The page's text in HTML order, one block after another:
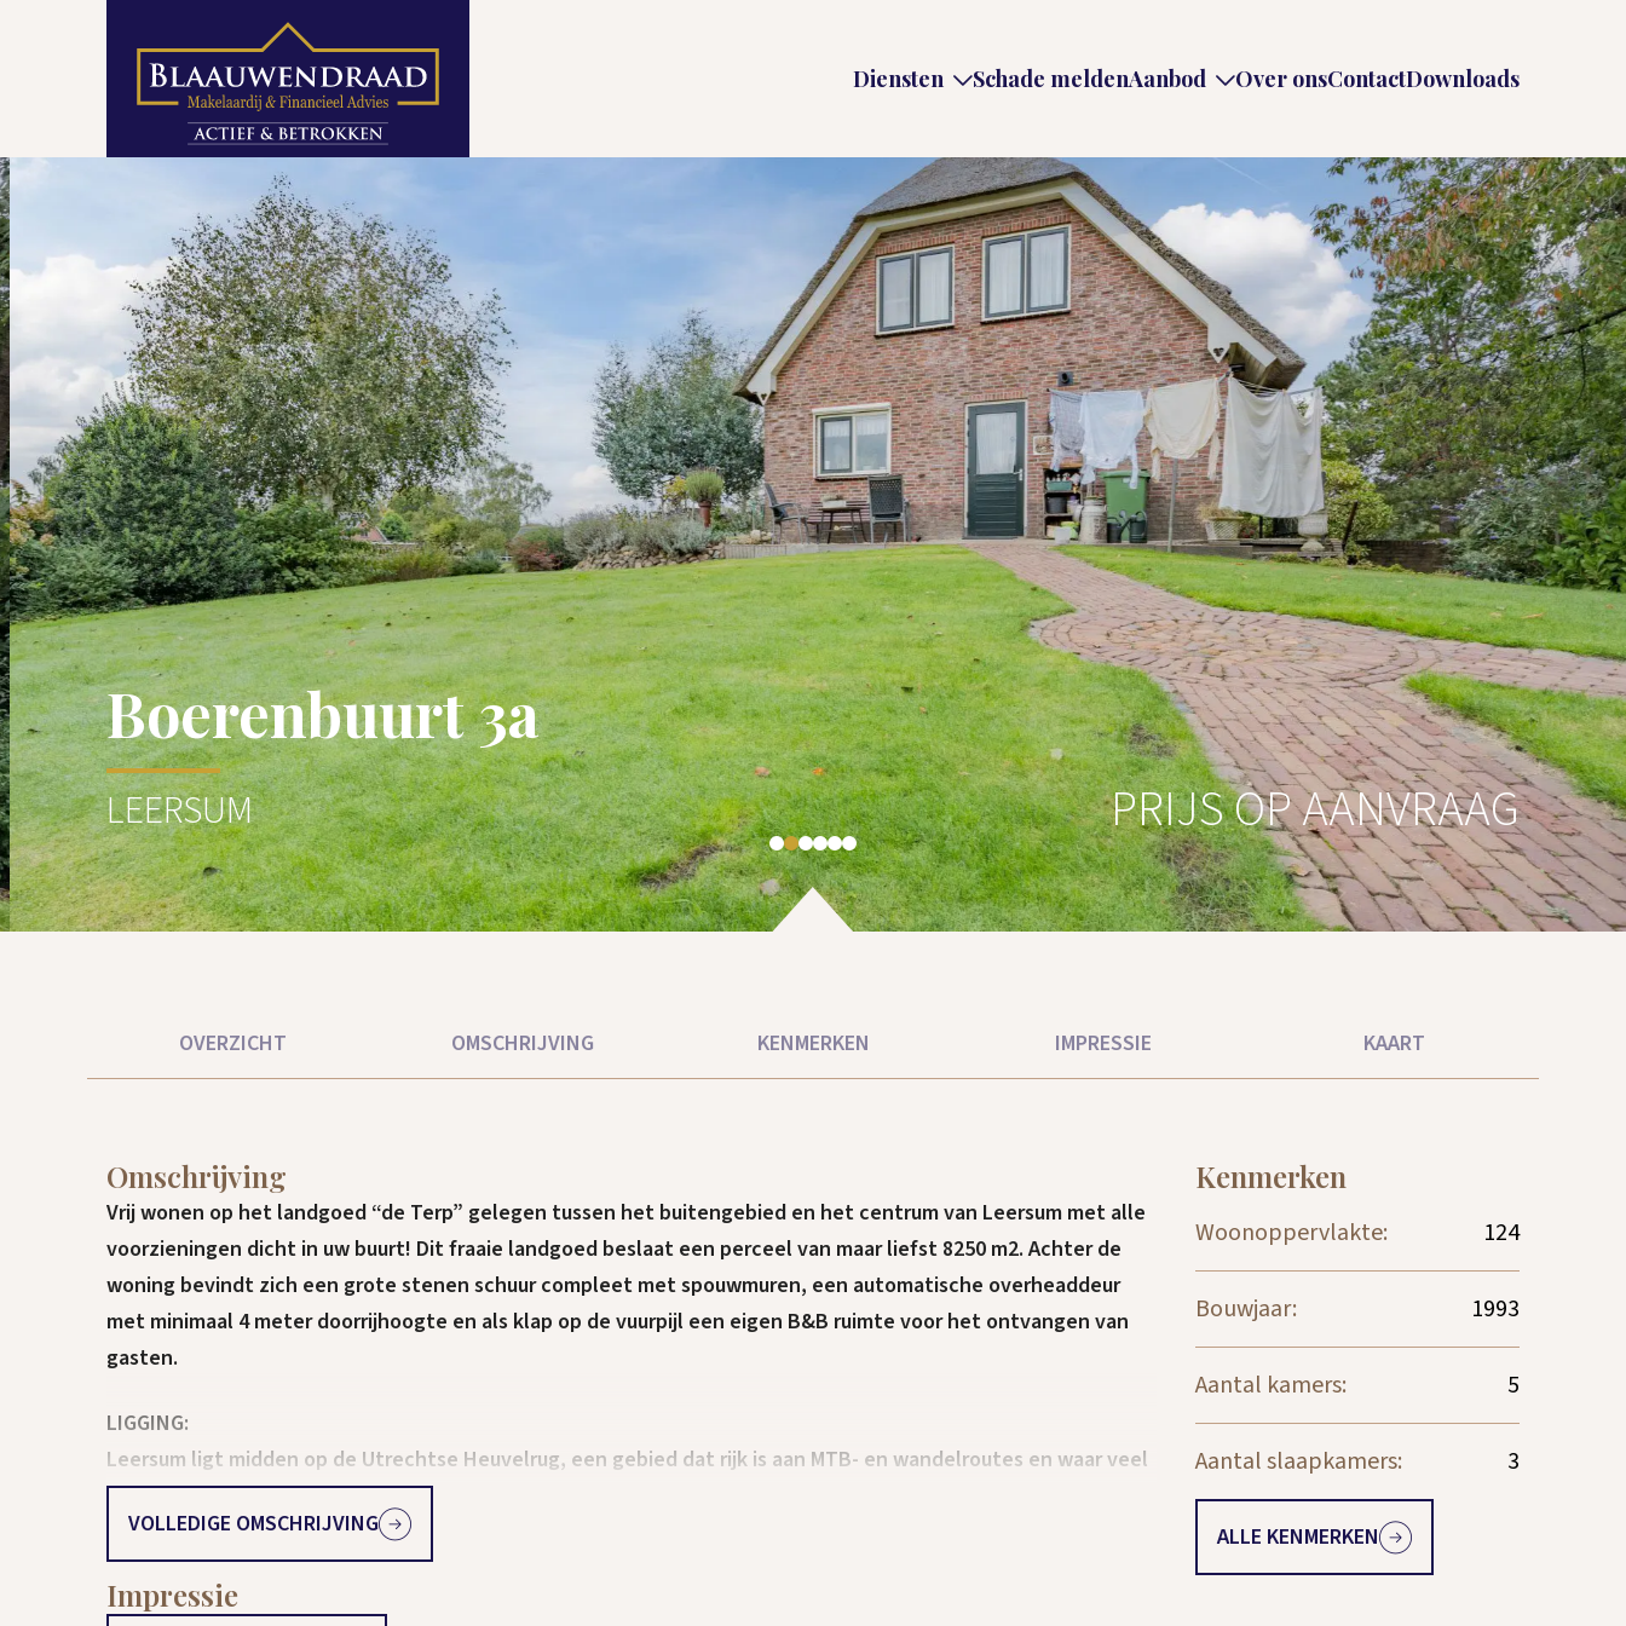
Diensten Schade meldenAanbod Over onsContactDownloads
Boerenbuurt 3a
LEERSUM PRIJS OP AANVRAAG
OVERZICHT OMSCHRIJVING KENMERKEN IMPRESSIE KAART
Omschrijving
Vrij wonen op het landgoed “de Terp” gelegen tussen het buitengebied en het centrum van Leersum met alle
voorzieningen dicht in uw buurt! Dit fraaie landgoed beslaat een perceel van maar liefst 8250 m2. Achter de
woning bevindt zich een grote stenen schuur compleet met spouwmuren, een automatische overheaddeur
met minimaal 4 meter doorrijhoogte en als klap op de vuurpijl een eigen B&B ruimte voor het ontvangen van
gasten.
LIGGING:
Leersum ligt midden op de Utrechtse Heuvelrug, een gebied dat rijk is aan MTB- en wandelroutes en waar veel
cultuur te beleven is. Voorzieningen zoals het winkelcentrum, diverse basisscholen, sportverenigingen en
openbaar vervoer zijn allemaal erg goed bereikbaar. Dit geldt ook voor de uitvalswegen naar Amersfoort en de
A12 Utrecht/ Arnhem. Centraler wonen kan bijna niet!
VOLLEDIGE OMSCHRIJVING
Kenmerken
Woonoppervlakte: 124
Bouwjaar: 1993
Aantal kamers: 5
Aantal slaapkamers: 3
ALLE KENMERKEN
Impressie